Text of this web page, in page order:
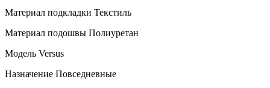
Материал подкладки Текстиль
Материал подошвы Полиуретан
Модель Versus
Назначение Повседневные